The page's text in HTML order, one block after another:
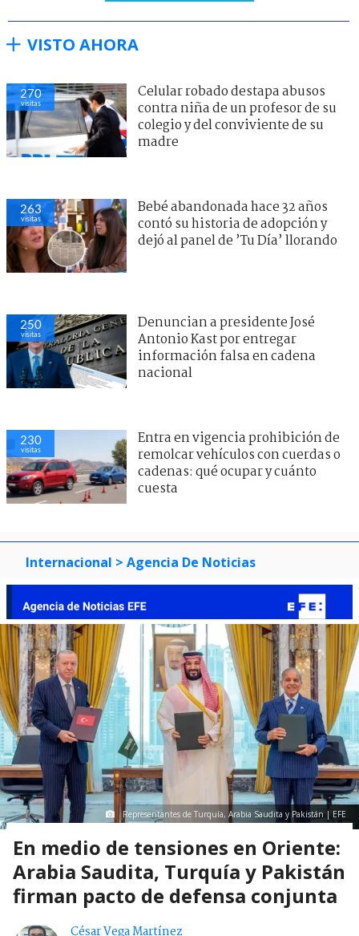
VISTO AHORA
270
visitas
Celular robado destapa abusos
contra niña de un profesor de su
colegio y del conviviente de su
madre
263
visitas
Bebé abandonada hace 32 años
contó su historia de adopción y
dejó al panel de ’Tu Día’ llorando
250
visitas
Denuncian a presidente José
Antonio Kast por entregar
información falsa en cadena
nacional
230
visitas
Entra en vigencia prohibición de
remolcar vehículos con cuerdas o
cadenas: qué ocupar y cuánto
cuesta
Internacional > Agencia De Noticias
Representantes de Turquía, Arabia Saudita y Pakistán | EFE
En medio de tensiones en Oriente:
Arabia Saudita, Turquía y Pakistán
firman pacto de defensa conjunta